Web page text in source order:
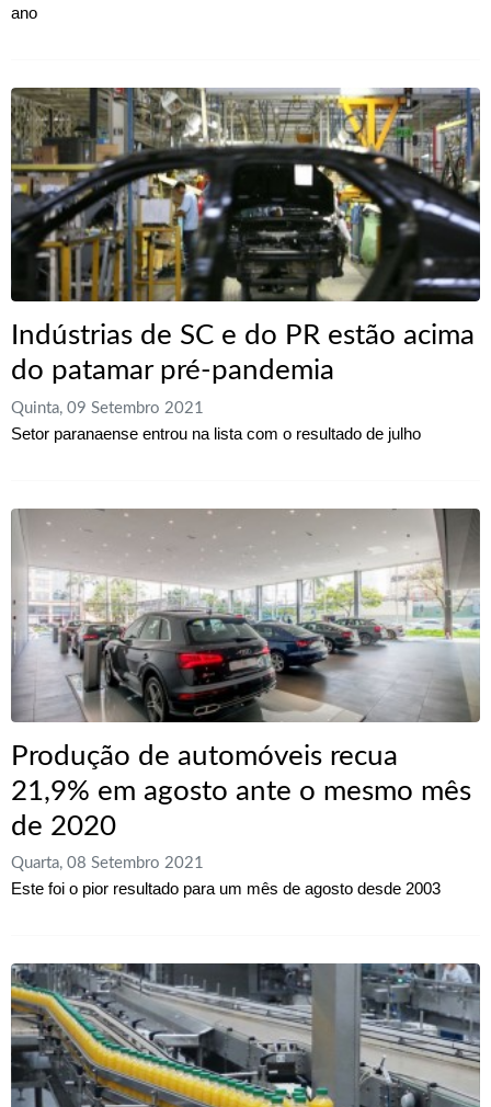
ano
Indústrias de SC e do PR estão acima
do patamar pré-pandemia
Quinta, 09 Setembro 2021
Setor paranaense entrou na lista com o resultado de julho
Produção de automóveis recua
21,9% em agosto ante o mesmo mês
de 2020
Quarta, 08 Setembro 2021
Este foi o pior resultado para um mês de agosto desde 2003